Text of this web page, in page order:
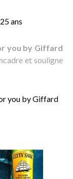
you by Giffard
et souligne